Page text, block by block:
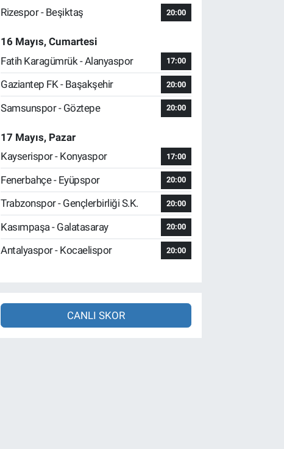
Rizespor - Beşiktaş
20:00
16 Mayıs, Cumartesi
Fatih Karagümrük - Alanyaspor
17:00
Gaziantep FK - Başakşehir 20:00
Samsunspor - Göztepe 20:00
17 Mayıs, Pazar
Kayserispor - Konyaspor
17:00
Fenerbahçe - Eyüpspor 20:00
Trabzonspor - Gençlerbirliği S.K. 20:00
Kasımpaşa - Galatasaray 20:00
Antalyaspor - Kocaelispor 20:00
CANLI SKOR